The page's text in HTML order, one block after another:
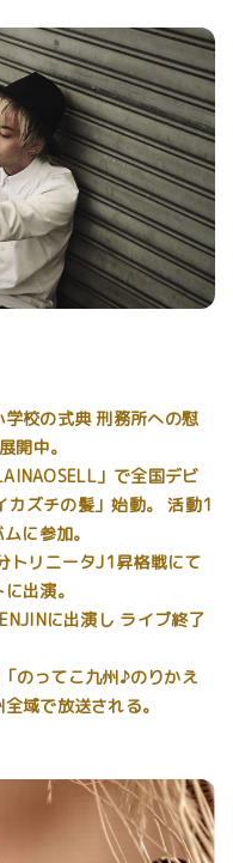
校の式典 刑務所への慰
開中。
」で全国デビ
ズチの髪」始動。 活動1
に参加。
トリニータJ1昇格戦にて
出演。
に出演し ライブ終了
のってこ九州♪のりかえ
域で放送される。